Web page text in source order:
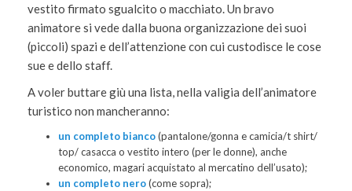
vestito firmato sgualcito o macchiato. Un bravo
animatore si vede dalla buona organizzazione dei suoi
(piccoli) spazi e dell’attenzione con cui custodisce le cose
sue e dello staff.
A voler buttare giù una lista, nella valigia dell’animatore
turistico non mancheranno:
un completo bianco(pantalone/gonna e camicia/t shirt/
top/ casacca o vestito intero (per le donne), anche
economico, magari acquistato al mercatino dell’usato);
un completo nero(come sopra);